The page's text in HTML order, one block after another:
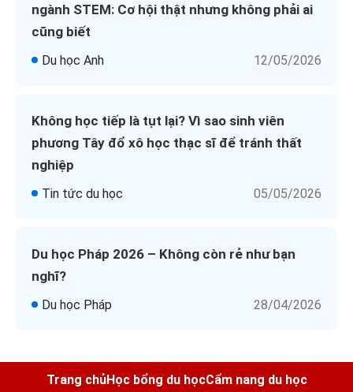
ngành STEM: Cơ hội thật nhưng không phải ai
cũng biết
Du học Anh 12/05/2026
Không học tiếp là tụt lại? Vì sao sinh viên
phương Tây đổ xô học thạc sĩ để tránh thất
nghiệp
Tin tức du học 05/05/2026
Du học Pháp 2026 – Không còn rẻ như bạn
nghĩ?
Du học Pháp 28/04/2026
Trang chủHọc bổng du họcCẩm nang du học